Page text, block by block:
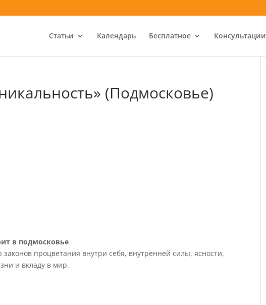
Статьи Календарь Бесплатное Консультации
(Подмосковье)
в подмосковье
процветания внутри себя, внутренней силы, ясности,
и вкладу в мир.